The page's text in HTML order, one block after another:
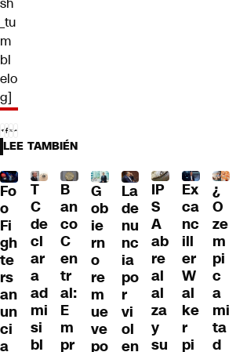
_tu
m
bl
elo
g]
LEE TAMBIÉN
Fo
o
Fi
gh
te
rs
an
un
ci
a
T
C
de
cl
ar
a
ad
mi
si
bl
B
an
co
C
en
tr
al:
E
m
pr
G
ob
ie
rn
o
re
m
ue
ve
po
La
de
nu
nc
ia
po
r
vi
ol
en
IP
S
A
ab
re
al
al
za
y
su
Ex
ca
nc
ill
er
W
al
ke
r
pi
¿
O
ze
m
pi
c
a
mi
ta
d